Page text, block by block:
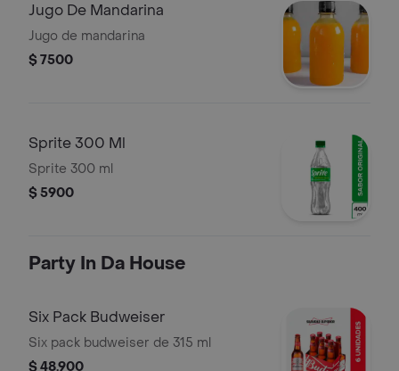
Jugo De Mandarina
Jugo de mandarina
$ 7500
Sprite 300 Ml
Sprite 300 ml
$ 5900
Party In Da House
Six Pack Budweiser
Six pack budweiser de 315 ml
$ 48.900